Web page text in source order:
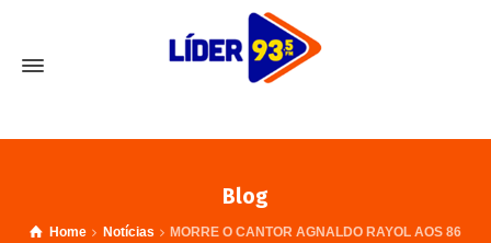
Blog
Home Notícias
MORRE O CANTOR AGNALDO RAYOL AOS 86